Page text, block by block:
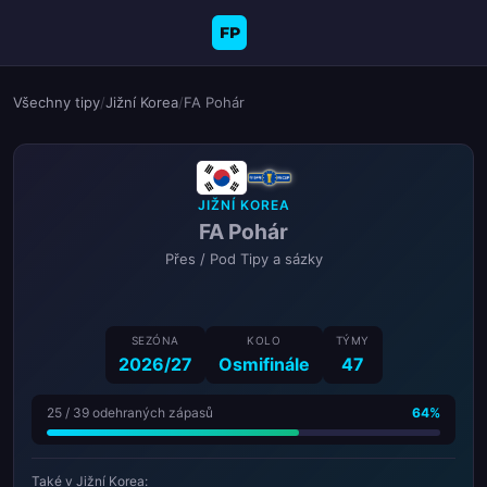
FP
Všechny tipy/Jižní Korea/FA Pohár
JIŽNÍ KOREA
FA Pohár
Přes / Pod Tipy a sázky
SEZÓNA
2026/27
KOLO
Osmifinále
TÝMY
47
25 / 39 odehraných zápasů 64%
Také v Jižní Korea: